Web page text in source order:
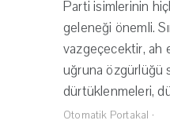
Parti isimlerinin
geleneği önemli.
vazgeçecektir, ah
uğruna özgürlüğü
dürtüklenmeleri,
Otomatik Portakal ·